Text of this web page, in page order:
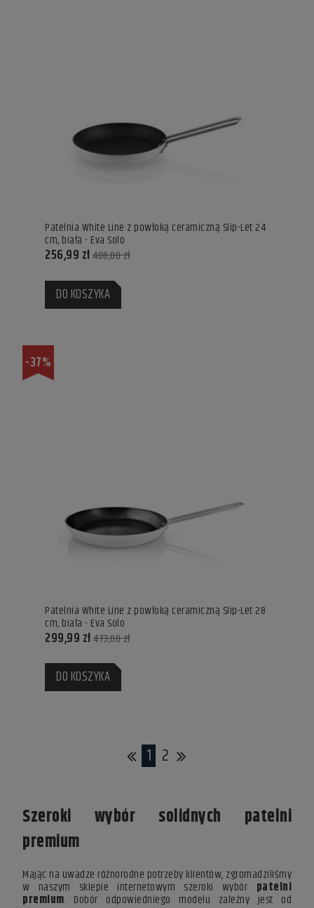
Patelnia White Line z powłoką ceramiczną Slip-Let 24
cm, biała - Eva Solo
256,99 zł408,00 zł
DO KOSZYKA
Patelnia White Line z powłoką ceramiczną Slip-Let 28
cm, biała - Eva Solo
299,99 zł473,00 zł
DO KOSZYKA
-37%
1 2
Szeroki wybór solidnych patelni
premium
Mając na uwadze różnorodne potrzeby klientów, zgromadziliśmy
w naszym sklepie internetowym szeroki wybór patelni
premium. Dobór odpowiedniego modelu zależny jest od